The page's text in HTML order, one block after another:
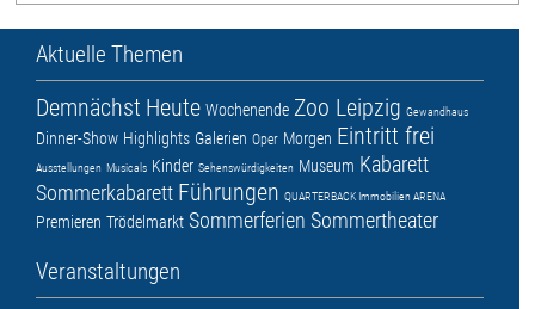
Aktuelle Themen
Demnächst Heute Wochenende Zoo Leipzig Gewandhaus
Dinner-Show Highlights Galerien Oper Morgen Eintritt frei
Ausstellungen Musicals Kinder Sehenswürdigkeiten Museum Kabarett
Sommerkabarett Führungen QUARTERBACK Immobilien ARENA
Premieren Trödelmarkt Sommerferien Sommertheater
Veranstaltungen